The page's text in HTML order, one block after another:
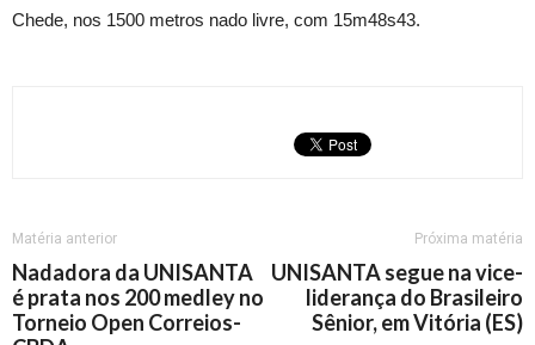
Chede, nos 1500 metros nado livre, com 15m48s43.
Matéria anterior
Nadadora da UNISANTA
é prata nos 200 medley no
Torneio Open Correios-
Próxima matéria
UNISANTA segue na vice-
liderança do Brasileiro
Sênior, em Vitória (ES)